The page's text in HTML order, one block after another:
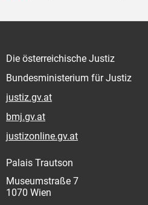
Die österreichische Justiz
Bundesministerium für Justiz
justiz.gv.at
bmj.gv.at
justizonline.gv.at
Palais Trautson
Museumstraße 7
1070 Wien